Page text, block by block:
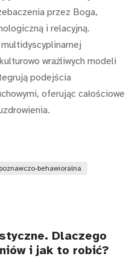
przez Boga,
i relacyjną.
wrażliwych modeli
podejścia
oferując całościowe
behawioralna
Dlaczego
i jak to robić?